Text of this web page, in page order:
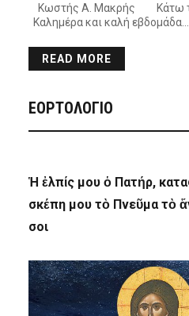
Κωστής Α. Μακρής Κάτω τα
Καλημέρα και καλή εβδομάδα…
READ MORE
ΕΟΡΤΟΛΟΓΙΟ
Ἡ ἐλπίς μου ὁ Πατήρ,
σκέπη μου τὸ Πνεῦμα τὸ
σοι